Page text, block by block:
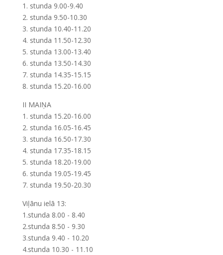
1. stunda 9.00-9.40
2. stunda 9.50-10.30
3. stunda 10.40-11.20
4. stunda 11.50-12.30
5. stunda 13.00-13.40
6. stunda 13.50-14.30
7. stunda 14.35-15.15
8. stunda 15.20-16.00
II MAIŅA
1. stunda 15.20-16.00
2. stunda 16.05-16.45
3. stunda 16.50-17.30
4. stunda 17.35-18.15
5. stunda 18.20-19.00
6. stunda 19.05-19.45
7. stunda 19.50-20.30
Viļānu ielā 13:
1.stunda 8.00 - 8.40
2.stunda 8.50 - 9.30
3.stunda 9.40 - 10.20
4.stunda 10.30 - 11.10